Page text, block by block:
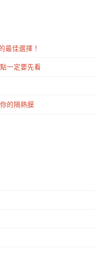
最佳選擇！
一定要先看
的隔熱膜